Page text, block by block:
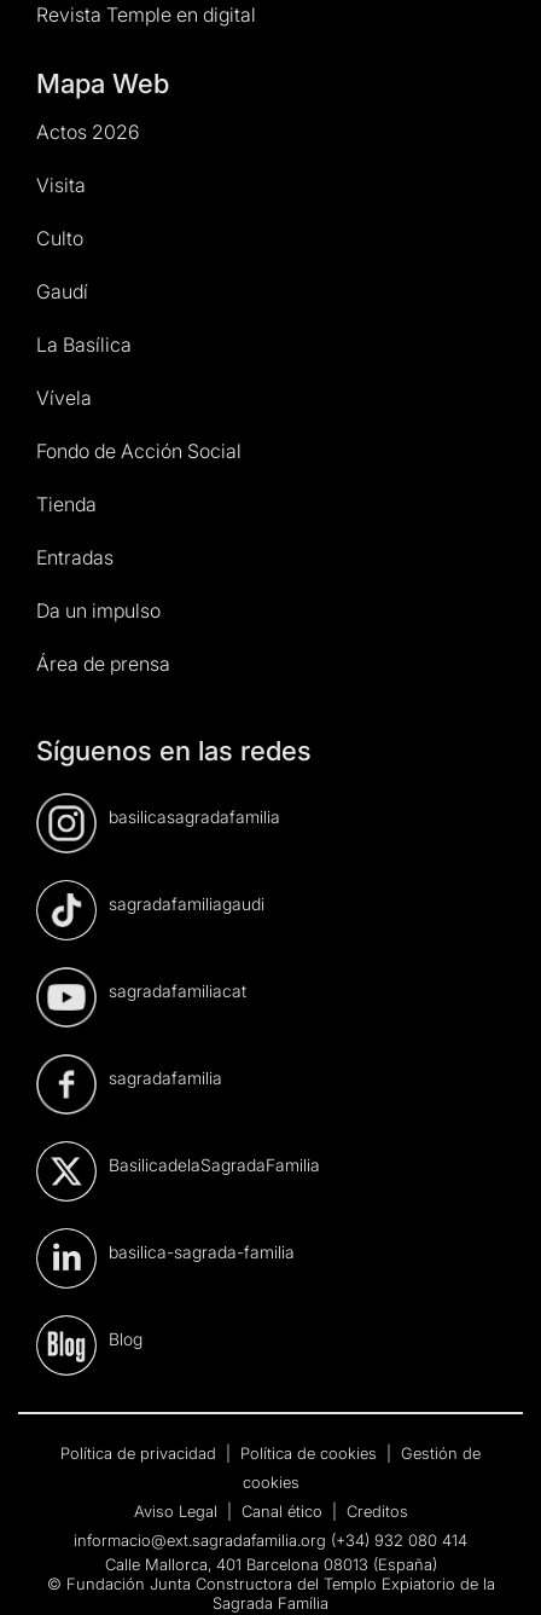
Revista Temple en digital
Mapa Web
Actos 2026
Visita
Culto
Gaudí
La Basílica
Vívela
Fondo de Acción Social
Tienda
Entradas
Da un impulso
Área de prensa
Síguenos en las redes
basilicasagradafamilia
sagradafamiliagaudi
sagradafamiliacat
sagradafamilia
BasilicadelaSagradaFamilia
basilica-sagrada-familia
Blog
Política de privacidad Política de cookies
Gestión de
cookies
Aviso Legal
Canal ético
Creditos
informacio@ext.sagradafamilia.org (+34) 932 080 414
Calle Mallorca, 401 Barcelona 08013 (España)
© Fundación Junta Constructora del Templo Expiatorio de la
Sagrada Família